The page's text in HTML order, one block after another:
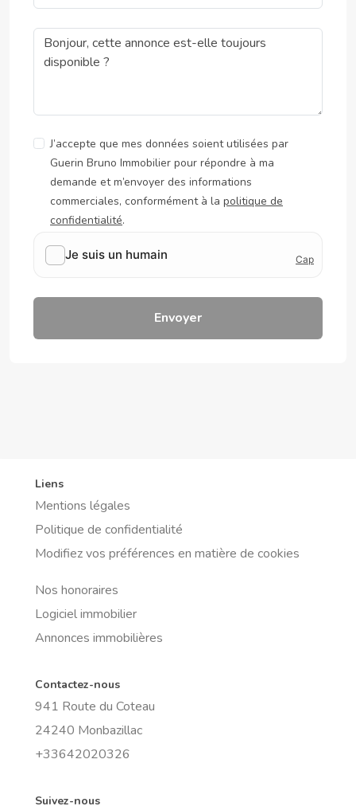
J’accepte que mes données soient utilisées par
Guerin Bruno Immobilier pour répondre à ma
demande et m’envoyer des informations
commerciales, conformément à la politique de
confidentialité.
Envoyer
Liens
Mentions légales
Politique de confidentialité
Modifiez vos préférences en matière de cookies
Nos honoraires
Logiciel immobilier
Annonces immobilières
Contactez-nous
941 Route du Coteau
24240 Monbazillac
+33642020326
Suivez-nous